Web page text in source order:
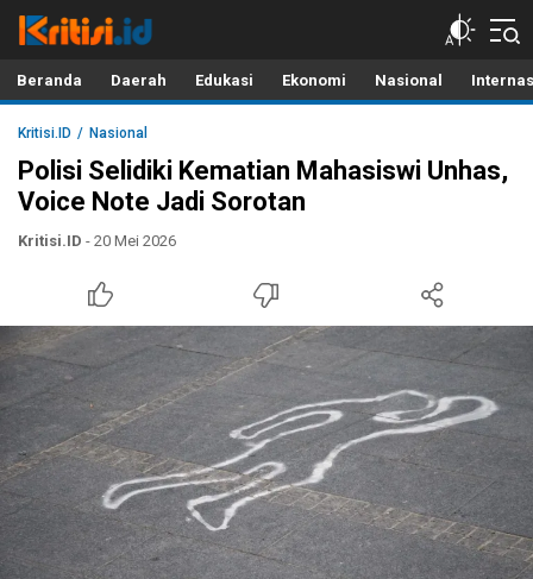
Kritisi.ID
Kritik untuk Negeri!
Beranda Daerah Edukasi Ekonomi Nasional
Kritisi.ID Nasional
Polisi Selidiki Kematian Mahasiswi Unhas,
Voice Note Jadi Sorotan
Kritisi.ID - 20 Mei 2026